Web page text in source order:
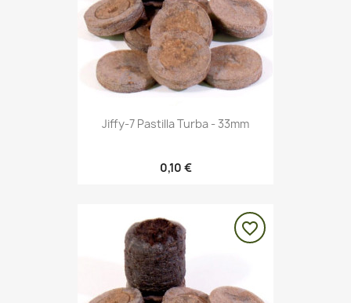
Jiffy-7 Pastilla Turba - 33mm
0,10 €
favorite_border